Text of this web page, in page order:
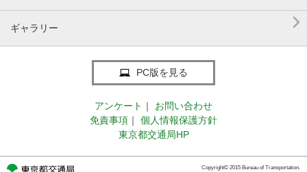
ギャラリー 
PC版を見る
アンケート ｜
お問い合わせ
免責事項 ｜
個人情報保護方針
東京都交通局HP
Copyright© 2015 Bureau of Transportation.